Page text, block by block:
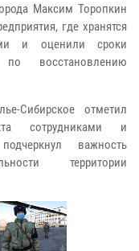
Максим Торопкин
где хранятся
и оценили сроки
восстановлению
Сибирское отметил
сотрудниками и
важность
территории